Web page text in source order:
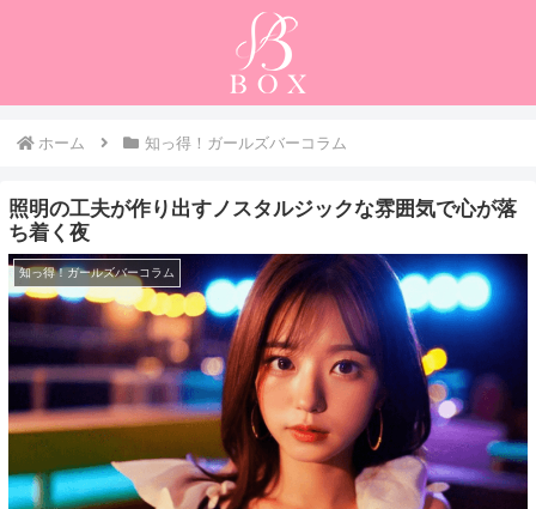
ホーム 知っ得！ガールズバーコラム
照明の工夫が作り出すノスタルジックな雰囲気で心が落
ち着く夜
知っ得！ガールズバーコラム